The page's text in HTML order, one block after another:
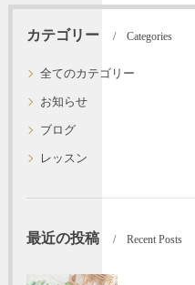
カテゴリー Categories
全てのカテゴリー
お知らせ
ブログ
レッスン
最近の投稿 Recent Posts